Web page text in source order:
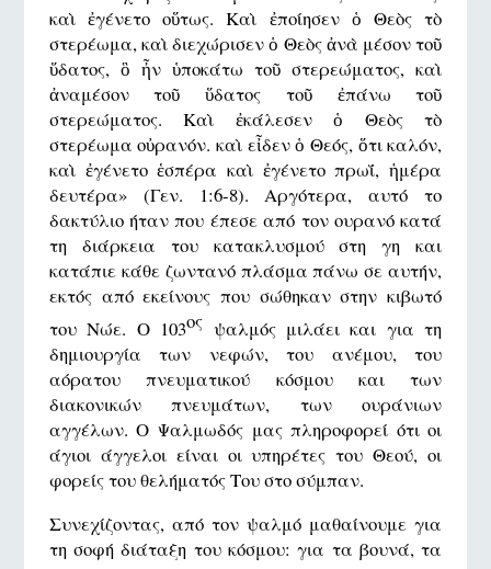
καὶ ἐγένετο οὕτως. Καὶ ἐποίησεν ὁ Θεὸς τὸ
στερέωμα, καὶ διεχώρισεν ὁ Θεὸς ἀνὰ μέσον τοῦ
ὕδατος, ὃ ἦν ὑποκάτω τοῦ στερεώματος, καὶ
ἀναμέσον τοῦ ὕδατος τοῦ ἐπάνω τοῦ
στερεώματος. Καὶ ἐκάλεσεν ὁ Θεὸς τὸ
στερέωμα οὐρανόν. καὶ εἶδεν ὁ Θεός, ὅτι καλόν,
καὶ ἐγένετο ἑσπέρα καὶ ἐγένετο πρωΐ, ἡμέρα
δευτέρα» (Γεν. 1:6-8). Αργότερα, αυτό το
δακτύλιο ήταν που έπεσε από τον ουρανό κατά
τη διάρκεια του κατακλυσμού στη γη και
κατάπιε κάθε ζωντανό πλάσμα πάνω σε αυτήν,
εκτός από εκείνους που σώθηκαν στην κιβωτό
του Νώε. Ο 103ος ψαλμός μιλάει και για τη
δημιουργία των νεφών, του ανέμου, του
αόρατου πνευματικού κόσμου και των
διακονικών πνευμάτων, των ουράνιων
αγγέλων. Ο Ψαλμωδός μας πληροφορεί ότι οι
άγιοι άγγελοι είναι οι υπηρέτες του Θεού, οι
φορείς του θελήματός Του στο σύμπαν.
Συνεχίζοντας, από τον ψαλμό μαθαίνουμε για
τη σοφή διάταξη του κόσμου: για τα βουνά, τα